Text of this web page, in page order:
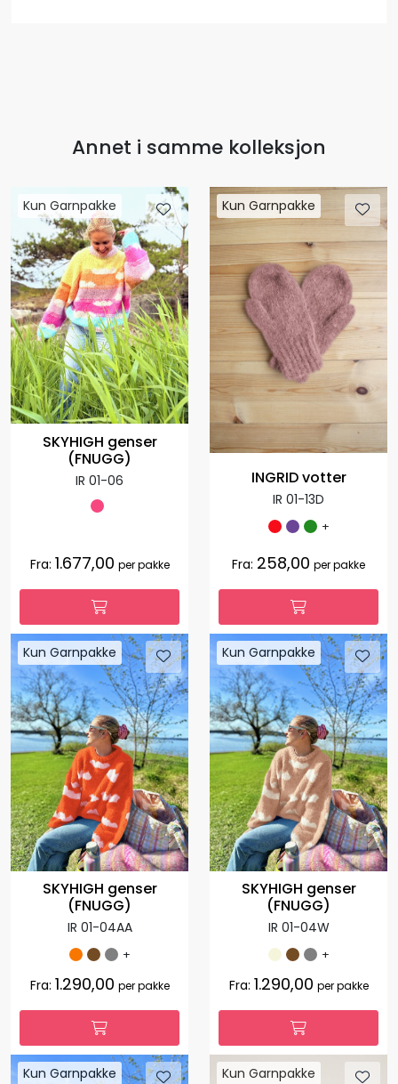
Annet i samme kolleksjon
Kun Garnpakke
SKYHIGH genser
(FNUGG)
IR 01-06
Fra: 1.677,00 per pakke
Kun Garnpakke
INGRID votter
IR 01-13D
+
Fra: 258,00 per pakke
Kun Garnpakke
SKYHIGH genser
(FNUGG)
IR 01-04AA
+
Fra: 1.290,00 per pakke
Kun Garnpakke
SKYHIGH genser
(FNUGG)
IR 01-04W
+
Fra: 1.290,00 per pakke
Kun Garnpakke Kun Garnpakke